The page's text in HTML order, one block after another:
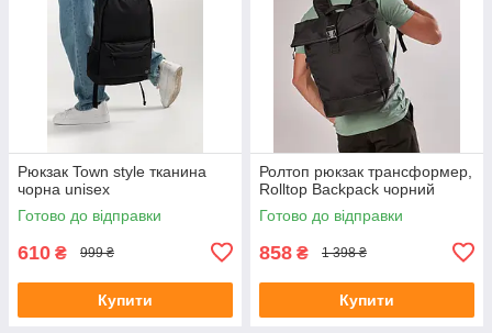
Рюкзак Town style тканина
чорна unisex
Готово до відправки
610 ₴ 999 ₴
Купити
Ролтоп рюкзак трансформер,
Rolltop Backpack чорний
Готово до відправки
858 ₴ 1 398 ₴
Купити